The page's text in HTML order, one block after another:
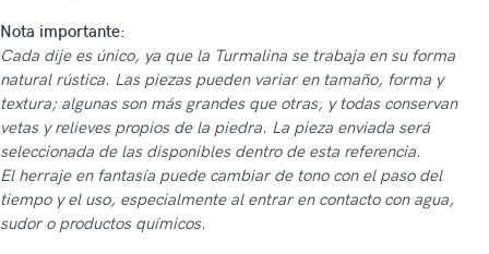
Nota importante:
Cada dije es único, ya que la Turmalina se trabaja en su forma
natural rústica. Las piezas pueden variar en tamaño, forma y
textura; algunas son más grandes que otras, y todas conservan
vetas y relieves propios de la piedra. La pieza enviada será
seleccionada de las disponibles dentro de esta referencia.
El herraje en fantasía puede cambiar de tono con el paso del
tiempo y el uso, especialmente al entrar en contacto con agua,
sudor o productos químicos.